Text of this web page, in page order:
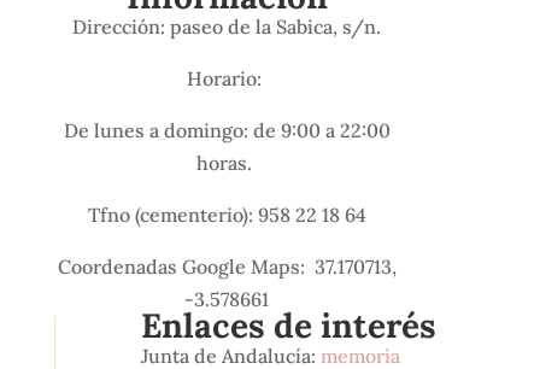
Dirección: paseo de la Sabica, s/n.
Horario:
De lunes a domingo: de 9:00 a 22:00
horas.
Tfno (cementerio): 958 22 18 64
Coordenadas Google Maps: 37.170713,
-3.578661
Enlaces de interés
Junta de Andalucía:memoria